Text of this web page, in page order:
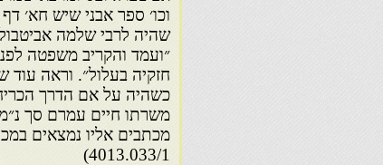
וכו׳ ספר אבני שיש חא׳
שהיה לרבי שלמה
״ועמד והקריב משפטה
חזקיה בעלול״. וראה עוד
כשהיה על אם הדרך
מכתבים אליו נמצאים
4013.033/1)